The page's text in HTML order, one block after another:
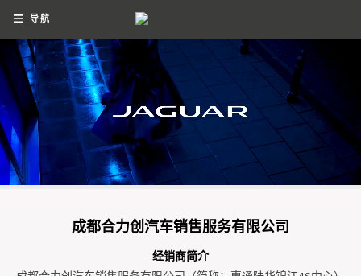
导航
成都合力创汽车销售服务有限公司
经销商简介